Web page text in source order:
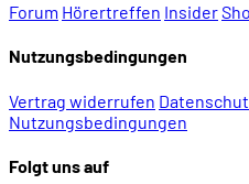
Forum Hörertreffen Insider
Nutzungsbedingungen
Vertrag widerrufen
Nutzungsbedingungen
Folgt uns auf